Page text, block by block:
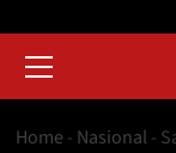
Menu
Home - Nasional -